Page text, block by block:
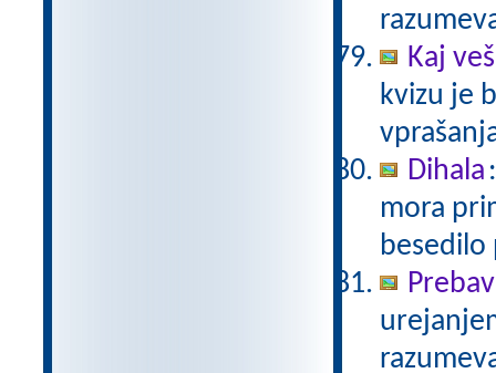
Kaj
kvizu je
Dihala
mora